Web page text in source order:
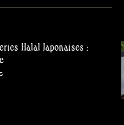
Japonaises :